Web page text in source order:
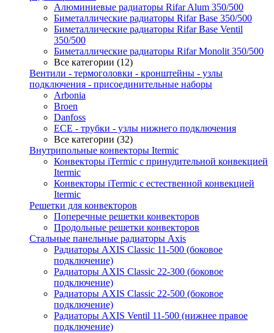
Алюминиевые радиаторы Rifar Alum 350/500
Биметаллические радиаторы Rifar Base 350/500
Биметаллические радиаторы Rifar Base Ventil
350/500
Биметаллические радиаторы Rifar Monolit 350/500
Все категории (12)
Вентили - термоголовки - кронштейны - узлы
подключения - присоединительные наборы
Arbonia
Broen
Danfoss
ECE - трубки - узлы нижнего подключения
Все категории (32)
Внутрипольные конвекторы Itermic
Конвекторы iTermic c принудительной конвекцией
Itermic
Конвекторы iTermic с естественной конвекцией
Itermic
Решетки для конвекторов
Поперечные решетки конвекторов
Продольные решетки конвекторов
Стальные панельные радиаторы Axis
Радиаторы AXIS Classic 11-500 (боковое
подключение)
Радиаторы AXIS Classic 22-300 (боковое
подключение)
Радиаторы AXIS Classic 22-500 (боковое
подключение)
Радиаторы AXIS Ventil 11-500 (нижнее правое
подключение)